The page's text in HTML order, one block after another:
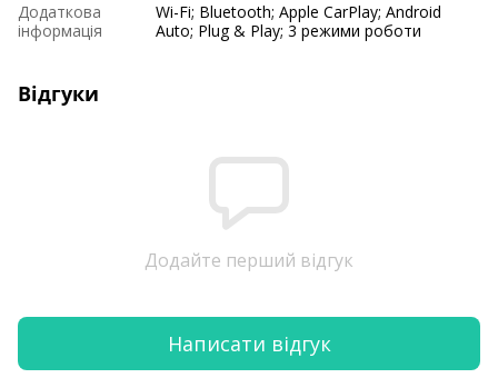
Додаткова
інформація
Wi-Fi; Bluetooth; Apple CarPlay; Android
Auto; Plug & Play; 3 режими роботи
Відгуки
Додайте перший відгук
Написати відгук